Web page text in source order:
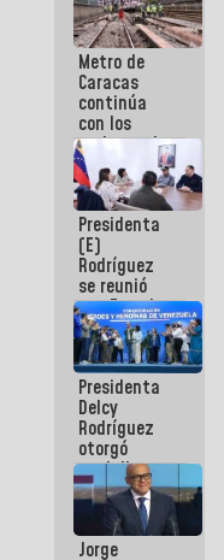
Metro de
Caracas
continúa
con los
trabajos de
mantenimiento
e inspección
en la Línea 2
Presidenta
(E)
Rodríguez
se reunió
con Estado
Mayor
Eléctrico
para
abordar
planes de
acción
Presidenta
Delcy
Rodríguez
otorgó
medalla
"Héroe de
Venezuela"
a servidores
públicos
Jorge